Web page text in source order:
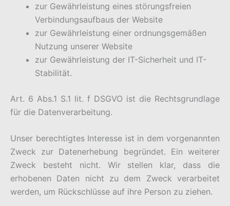
zur Gewährleistung eines störungsfreien
Verbindungsaufbaus der Website
zur Gewährleistung einer ordnungsgemäßen
Nutzung unserer Website
zur Gewährleistung der IT-Sicherheit und IT-
Stabilität.
Art. 6 Abs.1 S.1 lit. f DSGVO ist die Rechtsgrundlage
für die Datenverarbeitung.
Unser berechtigtes Interesse ist in dem vorgenannten
Zweck zur Datenerhebung begründet. Ein weiterer
Zweck besteht nicht. Wir stellen klar, dass die
erhobenen Daten nicht zu dem Zweck verarbeitet
werden, um Rückschlüsse auf ihre Person zu ziehen.